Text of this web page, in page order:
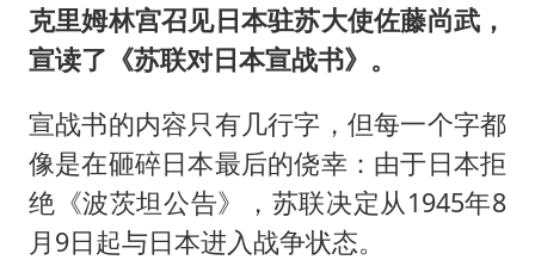
克里姆林宫召见日本驻苏大使佐藤尚武，
宣读了《苏联对日本宣战书》。
宣战书的内容只有几行字，但每一个字都
像是在砸碎日本最后的侥幸：由于日本拒
绝《波茨坦公告》，苏联决定从1945年8
月9日起与日本进入战争状态。